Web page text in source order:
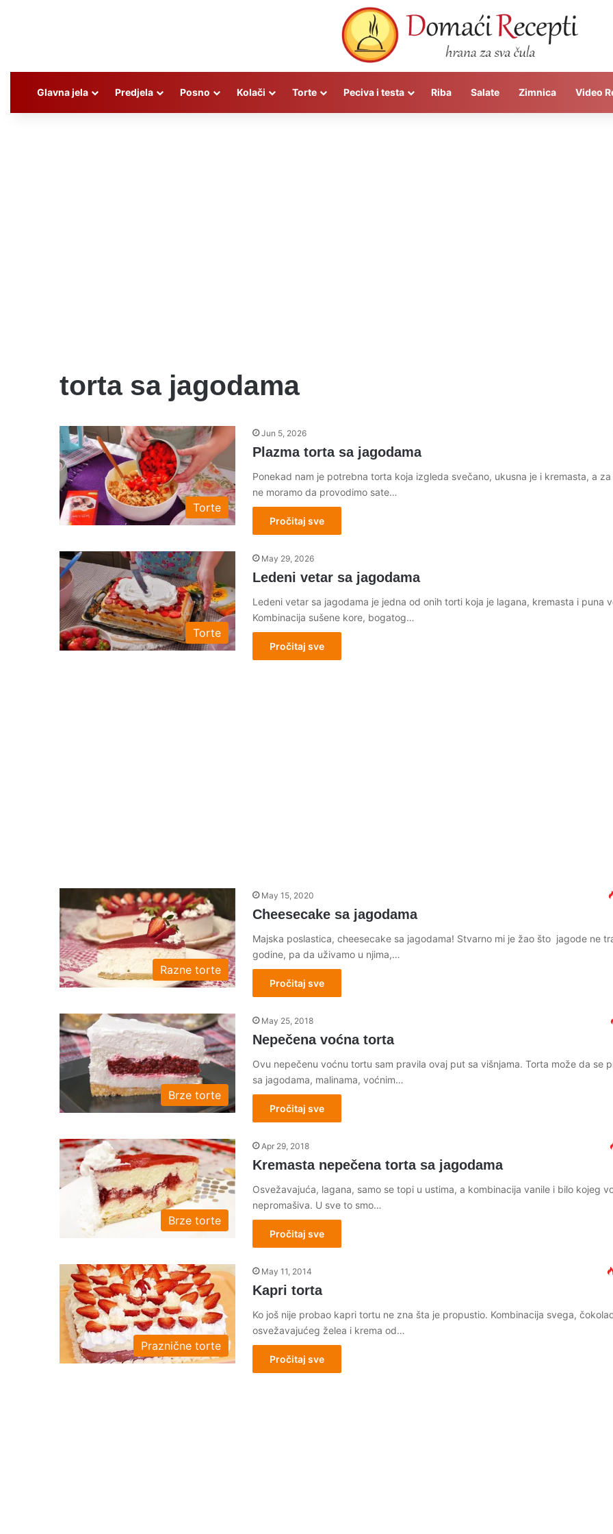
Glavna jela Predjela Posno Kolači Torte Peciva i testa Riba Salate Zimnica Video
torta sa jagodama
Torte
Jun 5, 2026
Plazma torta sa jagodama
Ponekad nam je potrebna torta koja izgleda svečano, ukusna je i kremasta, a za
ne moramo da provodimo sate…
Pročitaj sve
Torte
May 29, 2026
Ledeni vetar sa jagodama
Ledeni vetar sa jagodama je jedna od onih torti koja je lagana, kremasta i puna
Kombinacija sušene kore, bogatog…
Pročitaj sve
Razne torte
May 15, 2020
Cheesecake sa jagodama
Majska poslastica, cheesecake sa jagodama! Stvarno mi je žao što jagode ne
godine, pa da uživamo u njima,…
Pročitaj sve
Brze torte
May 25, 2018
Nepečena voćna torta
Ovu nepečenu voćnu tortu sam pravila ovaj put sa višnjama. Torta može da se
sa jagodama, malinama, voćnim…
Pročitaj sve
Brze torte
Apr 29, 2018
Kremasta nepečena torta sa jagodama
Osvežavajuća, lagana, samo se topi u ustima, a kombinacija vanile i bilo kojeg
nepromašiva. U sve to smo…
Pročitaj sve
Praznične torte
May 11, 2014
Kapri torta
Ko još nije probao kapri tortu ne zna šta je propustio. Kombinacija svega,
osvežavajućeg želea i krema od…
Pročitaj sve